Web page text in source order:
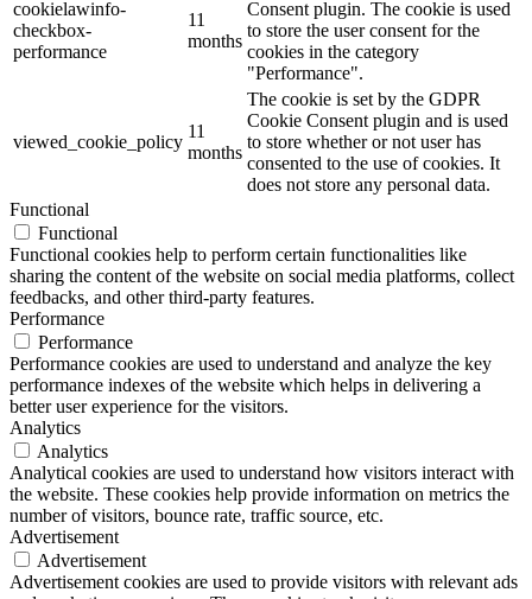
cookielawinfo-
checkbox-
performance
11
months
Consent plugin. The cookie is used
to store the user consent for the
cookies in the category
"Performance".
viewed_cookie_policy
11
months
The cookie is set by the GDPR
Cookie Consent plugin and is used
to store whether or not user has
consented to the use of cookies. It
does not store any personal data.
Functional
Functional
Functional cookies help to perform certain functionalities like
sharing the content of the website on social media platforms, collect
feedbacks, and other third-party features.
Performance
Performance
Performance cookies are used to understand and analyze the key
performance indexes of the website which helps in delivering a
better user experience for the visitors.
Analytics
Analytics
Analytical cookies are used to understand how visitors interact with
the website. These cookies help provide information on metrics the
number of visitors, bounce rate, traffic source, etc.
Advertisement
Advertisement
Advertisement cookies are used to provide visitors with relevant ads